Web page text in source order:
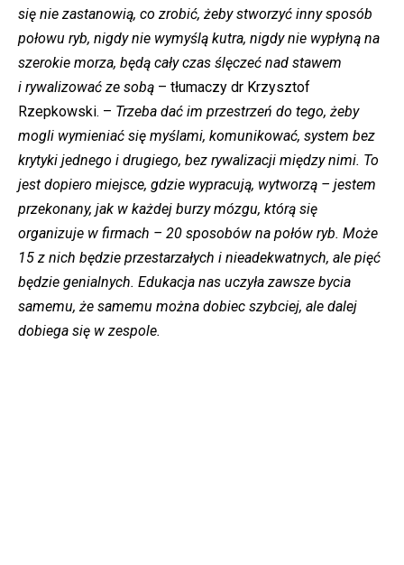
się nie zastanowią, co zrobić, żeby stworzyć inny sposób
połowu ryb, nigdy nie wymyślą kutra, nigdy nie wypłyną na
szerokie morza, będą cały czas ślęczeć nad stawem
i rywalizować ze sobą – tłumaczy dr Krzysztof
Rzepkowski. – Trzeba dać im przestrzeń do tego, żeby
mogli wymieniać się myślami, komunikować, system bez
krytyki jednego i drugiego, bez rywalizacji między nimi. To
jest dopiero miejsce, gdzie wypracują, wytworzą – jestem
przekonany, jak w każdej burzy mózgu, którą się
organizuje w firmach – 20 sposobów na połów ryb. Może
15 z nich będzie przestarzałych i nieadekwatnych, ale pięć
będzie genialnych. Edukacja nas uczyła zawsze bycia
samemu, że samemu można dobiec szybciej, ale dalej
dobiega się w zespole.